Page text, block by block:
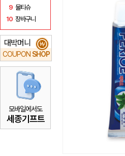
9 물티슈
10 장바구니
대박머니
COUPON SHOP
₩
모바일에서도
세종기프트